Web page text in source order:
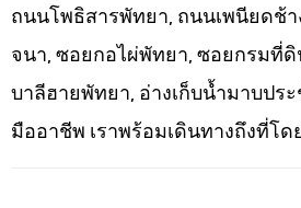
ถนนโพธิสารพัทยา, ถนนเพนียดช้
จนา, ซอยกอไผ่พัทยา, ซอยกรมที่
บาลีฮายพัทยา, อ่างเก็บน้ำมาบปร
มืออาชีพ เราพร้อมเดินทางถึงที่โด